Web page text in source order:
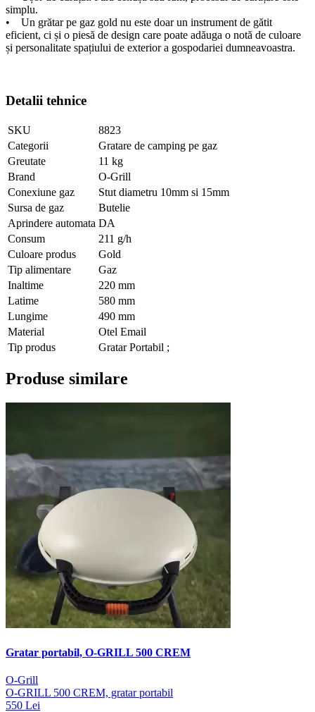
simplu.
• Un grătar pe gaz gold nu este doar un instrument de gătit
eficient, ci și o piesă de design care poate adăuga o notă de culoare
și personalitate spațiului de exterior a gospodariei dumneavoastra.
Detalii tehnice
SKU
8823
Categorii
Gratare de camping pe gaz
Greutate
11 kg
Brand
O-Grill
Conexiune gaz
Stut diametru 10mm si 15mm
Sursa de gaz
Butelie
Aprindere automata DA
Consum
211 g/h
Culoare produs
Gold
Tip alimentare
Gaz
Inaltime
220 mm
Latime
580 mm
Lungime
490 mm
Material
Otel Email
Tip produs
Gratar Portabil ;
Produse similare
Gratar portabil, O-GRILL 500 CREM
O-Grill
O-GRILL 500 CREM, gratar portabil
550 Lei